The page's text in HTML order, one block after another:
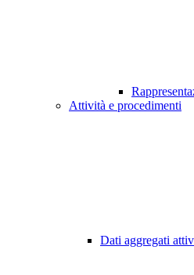
Attività e procedimenti
Dati aggregati